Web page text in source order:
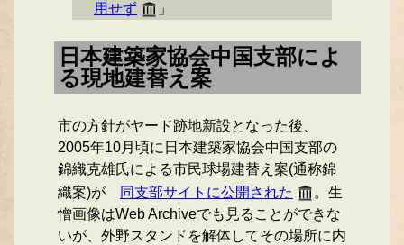
用せず
」
日本建築家協会中国支部によ
る現地建替え案
市の方針がヤード跡地新設となった後、
2005年10月頃に日本建築家協会中国支部の
錦織克雄氏による市民球場建替え案(通称錦
織案)が
同支部サイトに公開された
。生
憎画像はWeb Archiveでも見ることができな
いが、外野スタンドを解体してその場所に内